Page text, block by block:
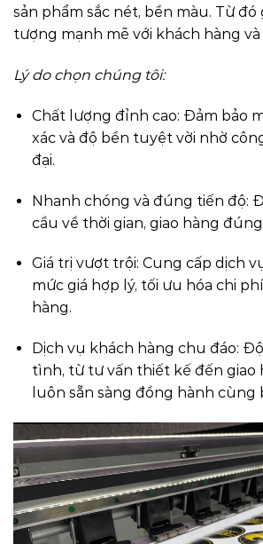
sản phẩm sắc nét, bền màu. Từ đó
tượng mạnh mẽ với khách hàng và
Lý do chọn chúng tôi:
Chất lượng đỉnh cao: Đảm bảo
xác và độ bền tuyệt vời nhờ
đại.
Nhanh chóng và đúng tiến độ:
cầu về thời gian, giao hàng
Giá trị vượt trội: Cung cấp dịch
mức giá hợp lý, tối ưu hóa chi
hàng.
Dịch vụ khách hàng chu đáo:
tình, từ tư vấn thiết kế đến giao
luôn sẵn sàng đồng hành cùng